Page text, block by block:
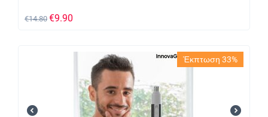
€14.80 €9.90
Έκπτωση 33%